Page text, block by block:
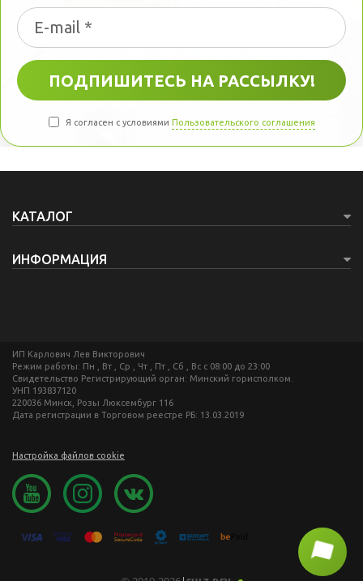
Я согласен с условиями Пользовательского соглашения
КАТАЛОГ
ИНФОРМАЦИЯ
ИП Карлович Лев Викторович
Режим работы: Пн , Вт , Ср , Чт , Пт , Сб , Вс c 08:00 до 23:00
Свидетельство Регистрирующий орган: Минский горисполком.
УНП 193837120
220036 Минск, Розы Люксембург 116
Дата регистрации в Торговом реестре РБ: 13.03.2019
Настройка файлов cookie